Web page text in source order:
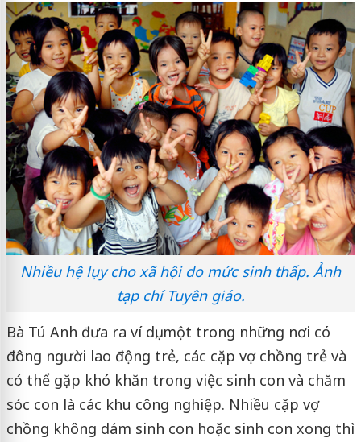
Nhiều hệ lụy cho xã hội do mức sinh thấp. Ảnh
tạp chí Tuyên giáo.
Bà Tú Anh đưa ra ví dụ, một trong những nơi có
đông người lao động trẻ, các cặp vợ chồng trẻ và
có thể gặp khó khăn trong việc sinh con và chăm
sóc con là các khu công nghiệp. Nhiều cặp vợ
chồng không dám sinh con hoặc sinh con xong thì